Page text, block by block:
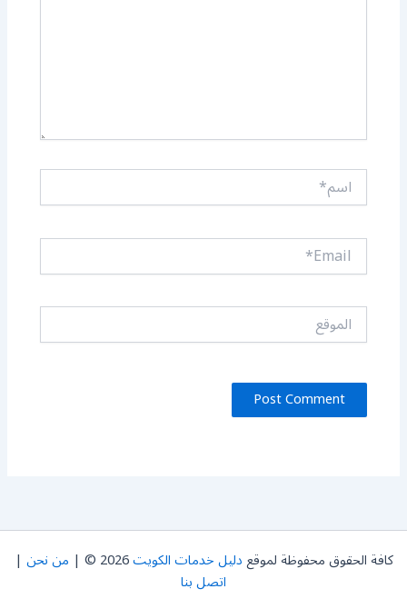
اسم*
Email*
الموقع
كافة الحقوق محفوظة لموقعدليل خدمات الكويت2026 © | من نحن |
اتصل بنا